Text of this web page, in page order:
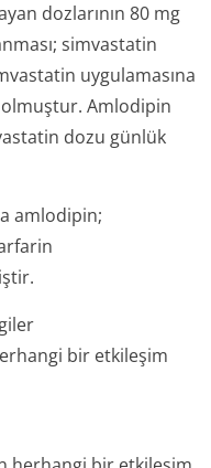
dozlarının 80 mg
simvastatin
uygulamasına
olmuştur. Amlodipin
dozu günlük
amlodipin;
bir etkileşim